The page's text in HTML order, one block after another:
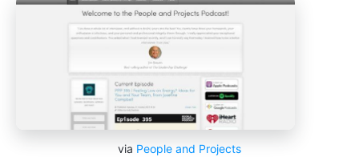
via People and Projects